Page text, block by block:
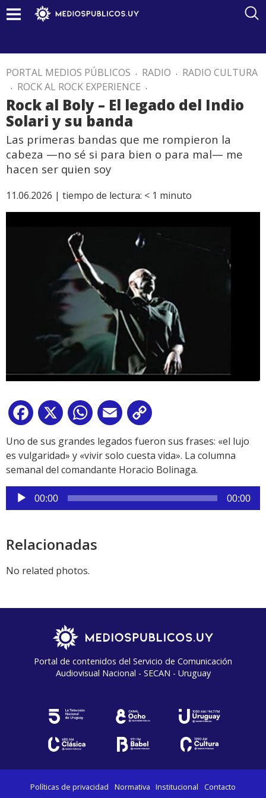
PORTAL MEDIOS PÚBLICOS . RADIO . RADIO CULTURA
. ROCK AL ROCK EXPERIENCE .
Rock al Boly – El legado del Indio
Solari y su banda
Las primeras bandas que me rompieron la
cabeza —no sé si para bien o para mal— me
hacen ser quien soy
11.06.2026 | tiempo de lectura: < 1 minuto
Facebook
X WhatsApp
Email
Link
Uno de sus grandes legados fueron sus frases: «el lujo
es vulgaridad» y «vivir solo cuesta vida». La columna
semanal del comandante Horacio Bolinaga.
Reproductor
de
00:00 00:00
Relacionadas
No related photos.
Portal de contenidos del Servicio de Comunicación
Audiovisual Nacional - SECAN - Uruguay
Políticas de privacidad Normativa Institucional Contacto